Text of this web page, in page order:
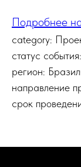
Подробнее
category:
статус
регион:
направление
срок